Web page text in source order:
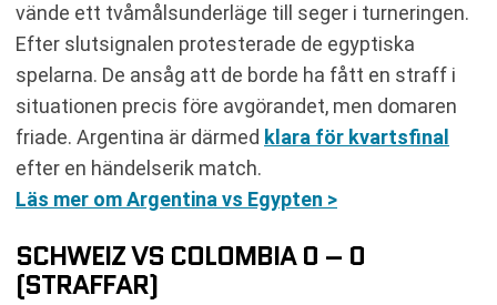
vände ett tvåmålsunderläge till seger i turneringen.
Efter slutsignalen protesterade de egyptiska
spelarna. De ansåg att de borde ha fått en straff i
situationen precis före avgörandet, men domaren
friade. Argentina är därmed klara för kvartsfinal
efter en händelserik match.
Läs mer om Argentina vs Egypten >
SCHWEIZ VS COLOMBIA 0 – 0
(STRAFFAR)